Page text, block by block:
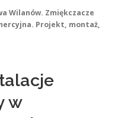
Wilanów. Zmiękczacze
Projekt, montaż,
w